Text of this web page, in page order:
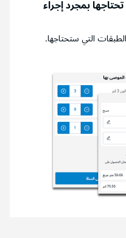
بمجرد إجراء
التي ستحتاجها.